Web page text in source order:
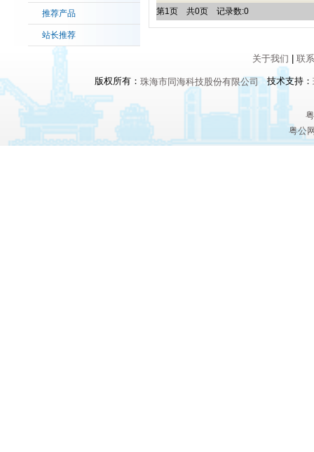
推荐产品
站长推荐
第1页 共0页 记录数:0
关于我们 联
版权所有： 珠海市同海科技股份有限公司技术支持：
粤公